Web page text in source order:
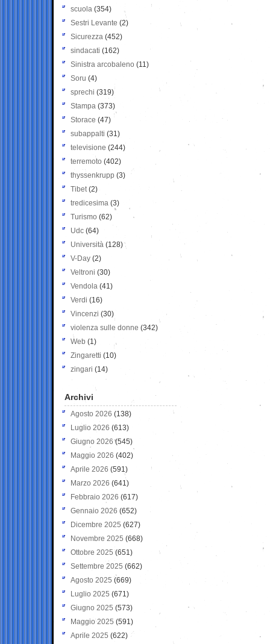
scuola (354)
Sestri Levante (2)
Sicurezza (452)
sindacati (162)
Sinistra arcobaleno (11)
Soru (4)
sprechi (319)
Stampa (373)
Storace (47)
subappalti (31)
televisione(244)
terremoto (402)
thyssenkrupp (3)
Tibet(2)
tredicesima (3)
Turismo (62)
Udc (64)
Università (128)
V-Day (2)
Veltroni (30)
Vendola (41)
Verdi (16)
Vincenzi (30)
violenza sulle donne (342)
Web (1)
Zingaretti (10)
zingari (14)
Archivi
Agosto 2026 (138)
Luglio 2026 (613)
Giugno 2026 (545)
Maggio 2026 (402)
Aprile 2026 (591)
Marzo 2026 (641)
Febbraio 2026 (617)
Gennaio 2026 (652)
Dicembre 2025 (627)
Novembre 2025 (668)
Ottobre 2025 (651)
Settembre 2025 (662)
Agosto 2025 (669)
Luglio 2025 (671)
Giugno 2025 (573)
Maggio 2025 (591)
Aprile 2025 (622)